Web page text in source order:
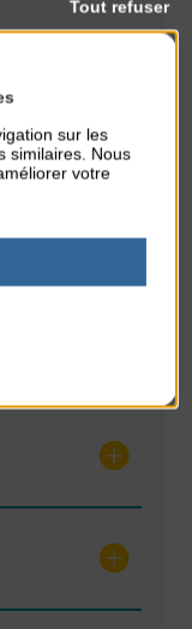
sur les
similaires. Nous
votre
Tout refuser